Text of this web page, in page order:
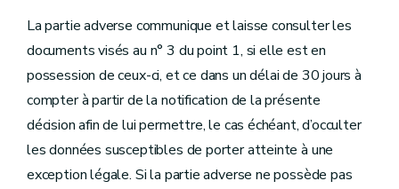
La partie adverse communique et laisse consulter les
documents visés au n° 3 du point 1, si elle est en
possession de ceux-ci, et ce dans un délai de 30 jours à
compter à partir de la notification de la présente
décision afin de lui permettre, le cas échéant, d’occulter
les données susceptibles de porter atteinte à une
exception légale. Si la partie adverse ne possède pas